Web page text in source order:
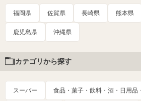
福岡県 佐賀県 長崎県 熊本県
鹿児島県 沖縄県
カテゴリから探す
スーパー 食品・菓子・飲料・酒・日用品